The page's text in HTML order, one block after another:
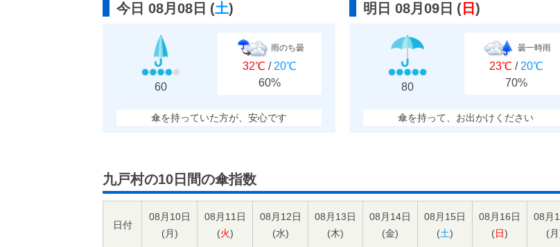
今日 08月08日 (土)
60
雨のち曇
32℃ / 20℃
60%
傘を持っていた方が、安心です
明日 08月09日 ( 日 )
80
曇一時雨
23℃ / 20℃
70%
傘を持って、お出かけください
九戸村の10日間の傘指数
日付
08月10日
(月)
08月11日
(火)
08月12日
(水)
08月13日
(木)
08月14日
(金)
08月15日
(土)
08月16日
(日)
08月
(月